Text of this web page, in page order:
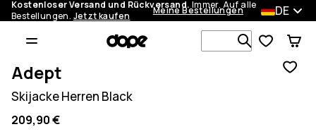
Kostenloser Versand und Rückversand. Immer. Auf alle
Bestellungen. Jetzt kaufen Meine Bestellungen DE
Adept
Skijacke Herren Black
209,90 €